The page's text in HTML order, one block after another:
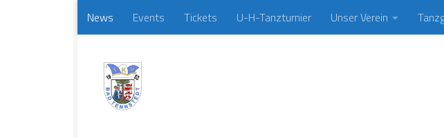
Zum Inhalt springen
News Events Tickets U-H-Tanzturnier Unser Verein